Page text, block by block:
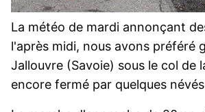
La météo de mardi annonçant
l'après midi, nous avons préféré
Jallouvre (Savoie) sous le col de
encore fermé par quelques